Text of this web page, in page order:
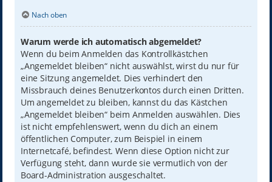
Nach oben
Warum werde ich automatisch abgemeldet?
Wenn du beim Anmelden das Kontrollkästchen
„Angemeldet bleiben“ nicht auswählst, wirst du nur für
eine Sitzung angemeldet. Dies verhindert den
Missbrauch deines Benutzerkontos durch einen Dritten.
Um angemeldet zu bleiben, kannst du das Kästchen
„Angemeldet bleiben“ beim Anmelden auswählen. Dies
ist nicht empfehlenswert, wenn du dich an einem
öffentlichen Computer, zum Beispiel in einem
Internetcafé, befindest. Wenn diese Option nicht zur
Verfügung steht, dann wurde sie vermutlich von der
Board-Administration ausgeschaltet.